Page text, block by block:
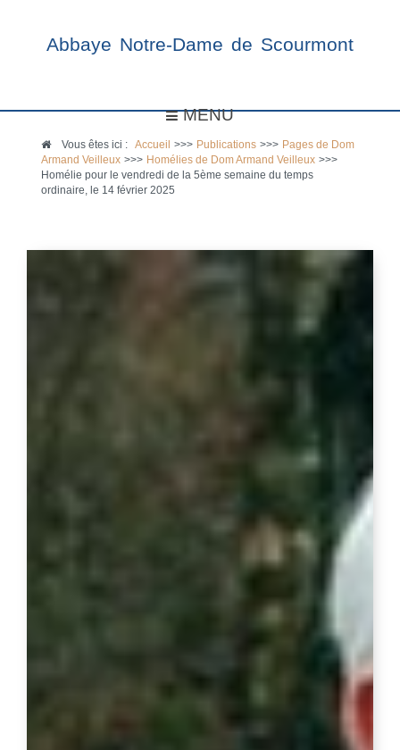
Abbaye Notre-Dame de Scourmont
MENU
Vous êtes ici :Accueil >>> Publications >>> Pages de Dom
Armand Veilleux >>> Homélies de Dom Armand Veilleux >>>
Homélie pour le vendredi de la 5ème semaine du temps
ordinaire, le 14 février 2025